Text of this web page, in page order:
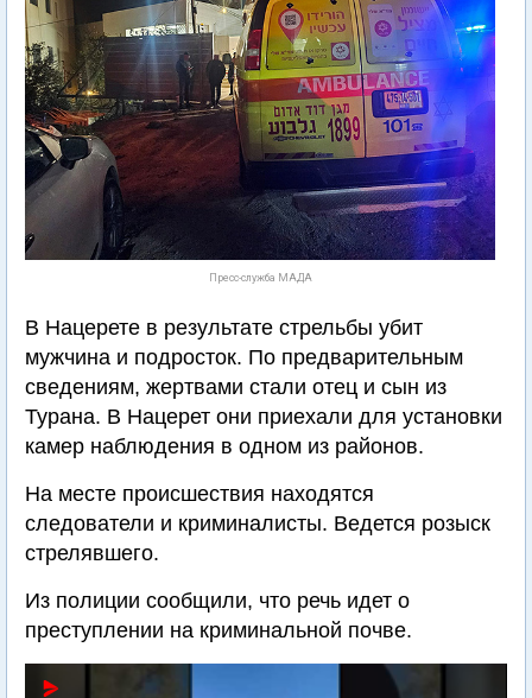
Пресс-служба МАДА
В Нацерете в результате стрельбы убит
мужчина и подросток. По предварительным
сведениям, жертвами стали отец и сын из
Турана. В Нацерет они приехали для установки
камер наблюдения в одном из районов.
На месте происшествия находятся
следователи и криминалисты. Ведется розыск
стрелявшего.
Из полиции сообщили, что речь идет о
преступлении на криминальной почве.